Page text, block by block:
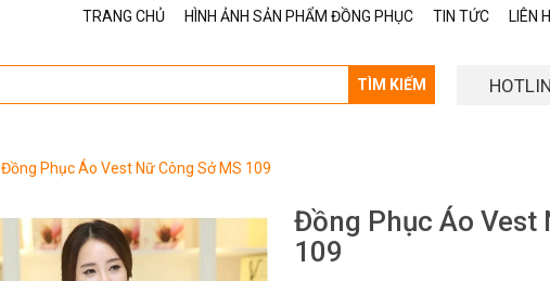
TRANG CHỦ HÌNH ẢNH SẢN PHẨM ĐỒNG PHỤC TIN TỨC LIÊN
TÌM KIẾM
Đồng Phục Áo Vest Nữ Công Sở MS 109
Đồng Phục Áo Vest
109